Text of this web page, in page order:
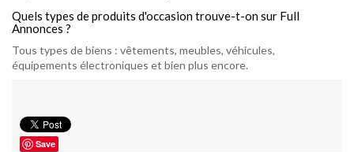
Quels types de produits d'occasion trouve-t-on sur Full
Annonces ?
Tous types de biens : vêtements, meubles, véhicules,
équipements électroniques et bien plus encore.
Save